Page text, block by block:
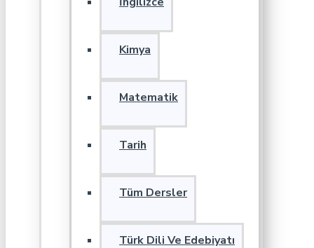
Kimya
Matematik
Tarih
Tüm Dersler
Türk Dili Ve Edebiyatı